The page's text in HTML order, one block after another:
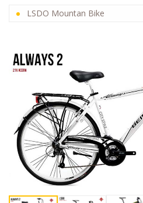
LSDO Mountan Bike